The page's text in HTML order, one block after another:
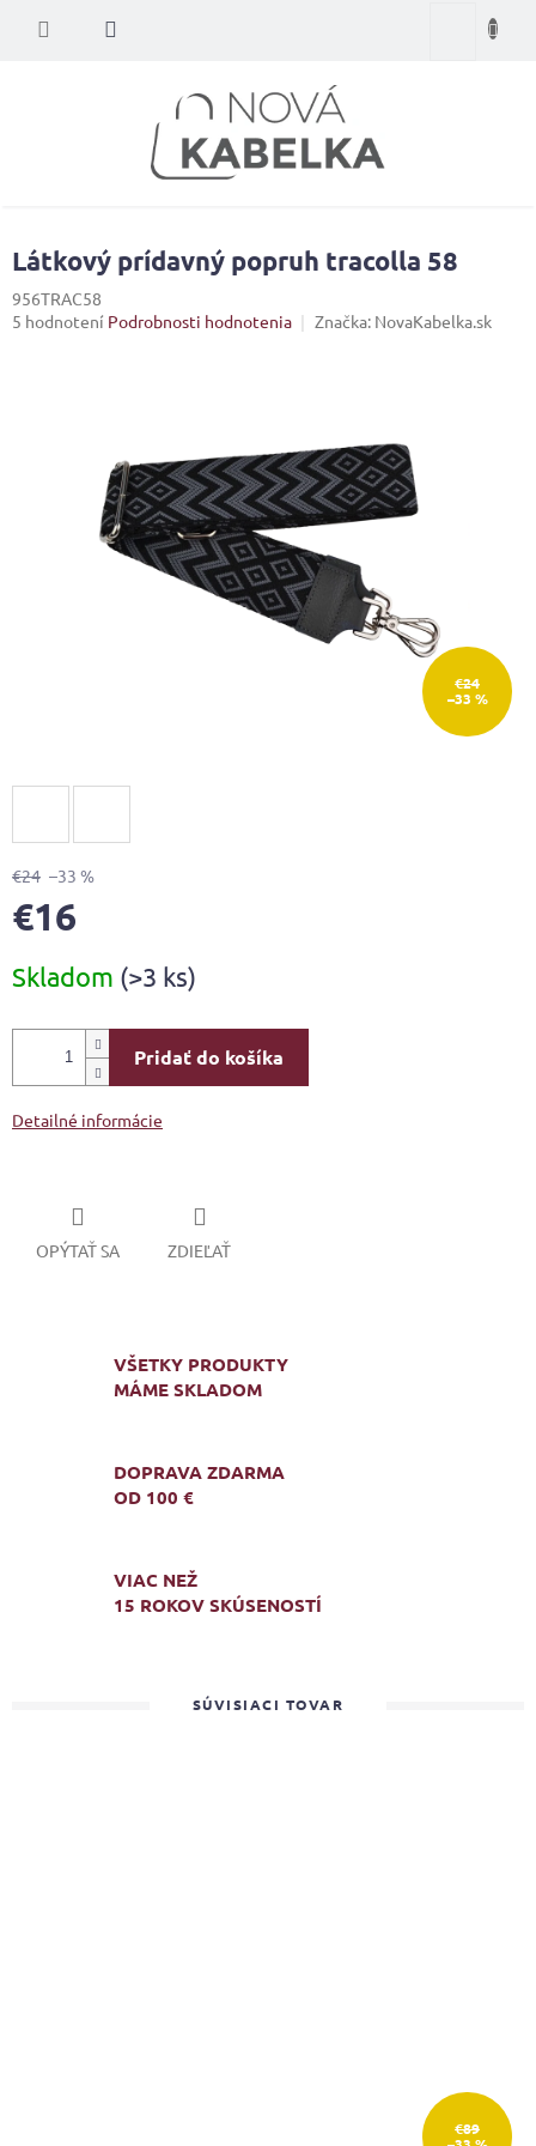
Nákupný
Látkový prídavný popruh tracolla 58
956TRAC58
Priemerné
5 hodnotení Podrobnosti hodnotenia Značka: NovaKabelka.sk
€24
–33 %
€24 –33 %
€16
cena:
Skladom (>3 ks)
Pridať do košíka
Detailné informácie
OPÝTAŤ SA ZDIEĽAŤ
VŠETKY PRODUKTY
MÁME SKLADOM
DOPRAVA ZDARMA
OD 100 €
VIAC NEŽ
15 ROKOV SKÚSENOSTÍ
SÚVISIACI TOVAR
€89